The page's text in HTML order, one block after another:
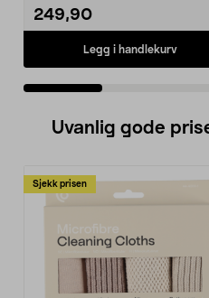
249,90
Legg i handlekurv
Uvanlig gode
Sjekk prisen